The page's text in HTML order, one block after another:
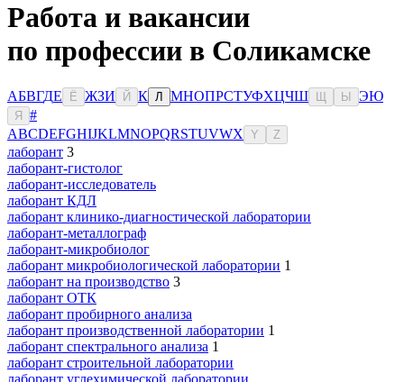
Работа и вакансии
по профессии в Соликамске
АБВГДЕ Ё ЖЗИ Й К Л МНОПРСТУФХЦЧШ Ы ЭЮ
Я
#
ABCDEFGHIJKLMNOPQRSTUVWX Y Z
лаборант 3
лаборант-гистолог
лаборант-исследователь
лаборант КДЛ
лаборант клинико-диагностической лаборатории
лаборант-металлограф
лаборант-микробиолог
лаборант микробиологической лаборатории 1
лаборант на производство 3
лаборант ОТК
лаборант пробирного анализа
лаборант производственной лаборатории 1
лаборант спектрального анализа 1
лаборант строительной лаборатории
лаборант углехимической лаборатории